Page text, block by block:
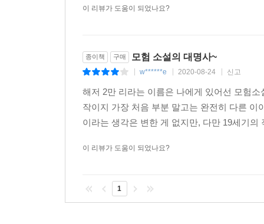
이 리뷰가 도움이 되었나요?
종이책 구매 모험 소설의 대명사~
w******e 2020-08-24 신고
해저 2만 리라는 이름은 나에게 있어선 모험
작이지 가장 처음 부분 말고는 완전히 다른
이라는 생각은 변한 게 없지만, 다만 19세기
이 리뷰가 도움이 되었나요?
1